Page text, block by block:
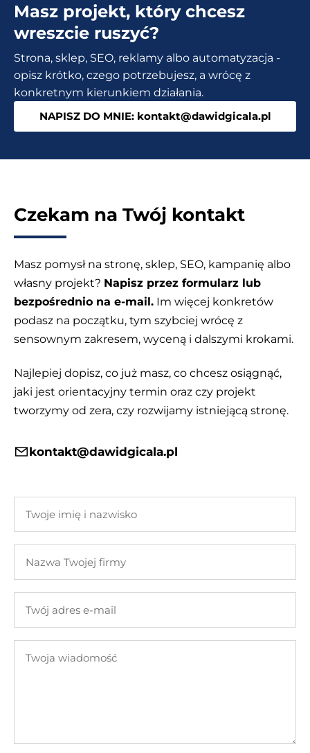
www
projektowanie
Masz projekt, który chcesz
wreszcie ruszyć?
Strona, sklep, SEO, reklamy albo automatyzacja -
opisz krótko, czego potrzebujesz, a wrócę z
konkretnym kierunkiem działania.
NAPISZ DO MNIE: kontakt@dawidgicala.pl
Czekam na Twój kontakt
Masz pomysł na stronę, sklep, SEO, kampanię albo
własny projekt? Napisz przez formularz lub
bezpośrednio na e-mail. Im więcej konkretów
podasz na początku, tym szybciej wrócę z
sensownym zakresem, wyceną i dalszymi krokami.
Najlepiej dopisz, co już masz, co chcesz osiągnąć,
jaki jest orientacyjny termin oraz czy projekt
tworzymy od zera, czy rozwijamy istniejącą stronę.
kontakt@dawidgicala.pl
imię
nazwisko
Twojej
adres
mail
wiadomość